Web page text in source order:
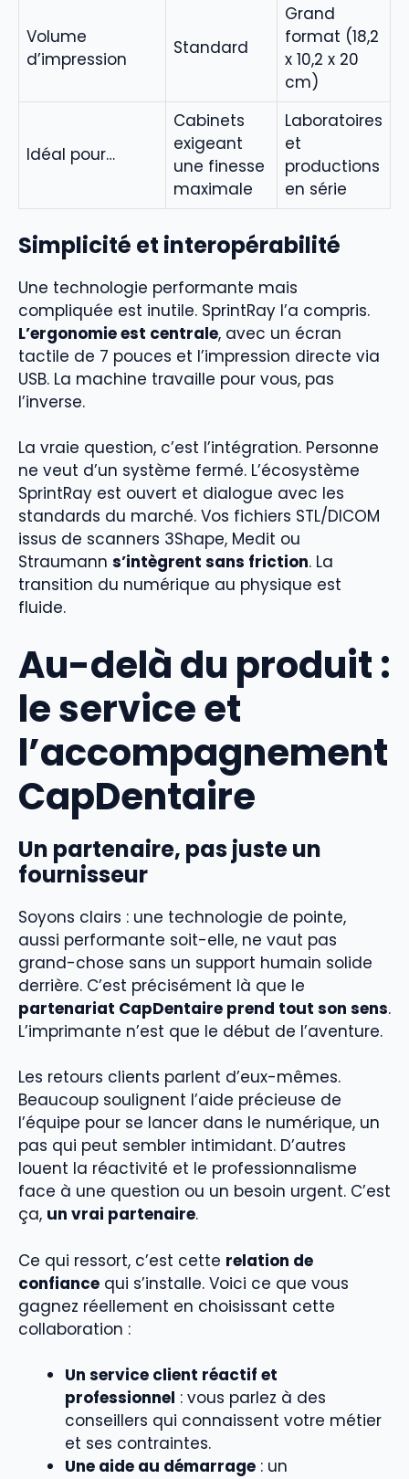
Volume
d’impression
Standard
Grand
format (18,2
x 10,2 x 20
cm)
Idéal pour…
Cabinets
exigeant
une finesse
maximale
Laboratoires
et
productions
en série
Simplicité et interopérabilité
Une technologie performante mais
compliquée est inutile. SprintRay l’a compris.
L’ergonomie est centrale, avec un écran
tactile de 7 pouces et l’impression directe via
USB. La machine travaille pour vous, pas
l’inverse.
La vraie question, c’est l’intégration. Personne
ne veut d’un système fermé. L’écosystème
SprintRay est ouvert et dialogue avec les
standards du marché. Vos fichiers STL/DICOM
issus de scanners 3Shape, Medit ou
Straumann s’intègrent sans friction. La
transition du numérique au physique est
fluide.
Au-delà du produit :
le service et
l’accompagnement
CapDentaire
Un partenaire, pas juste un
fournisseur
Soyons clairs : une technologie de pointe,
aussi performante soit-elle, ne vaut pas
grand-chose sans un support humain solide
derrière. C’est précisément là que le
partenariat CapDentaire prend tout son sens.
L’imprimante n’est que le début de l’aventure.
Les retours clients parlent d’eux-mêmes.
Beaucoup soulignent l’aide précieuse de
l’équipe pour se lancer dans le numérique, un
pas qui peut sembler intimidant. D’autres
louent la réactivité et le professionnalisme
face à une question ou un besoin urgent. C’est
ça, un vrai partenaire.
Ce qui ressort, c’est cette relation de
confiance qui s’installe. Voici ce que vous
gagnez réellement en choisissant cette
collaboration :
Un service client réactif et
professionnel : vous parlez à des
conseillers qui connaissent votre métier
et ses contraintes.
Une aide au démarrage : un